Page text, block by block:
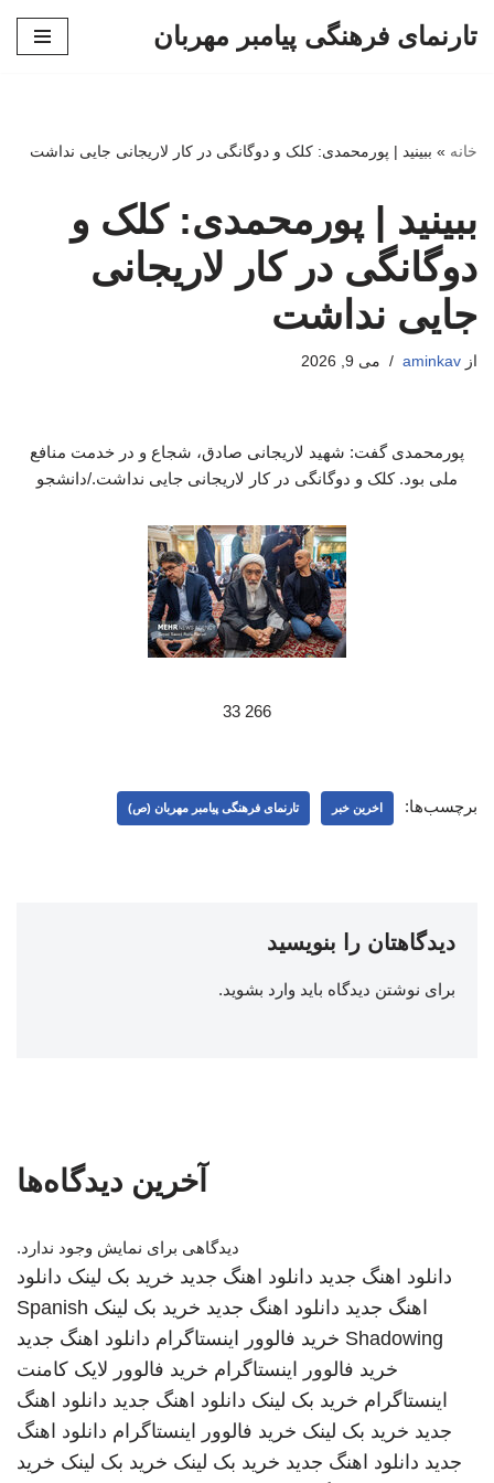
تارنمای فرهنگی پیامبر مهربان
خانه » ببینید | پورمحمدی: کلک و دوگانگی در کار لاریجانی جایی نداشت
ببینید | پورمحمدی: کلک و
دوگانگی در کار لاریجانی
جایی نداشت
از aminkav می 9, 2026
پورمحمدی گفت: شهید لاریجانی صادق، شجاع و در خدمت منافع
ملی بود. کلک و دوگانگی در کار لاریجانی جایی نداشت./دانشجو
266 33
برچسب‌ها: اخرین خبر تارنمای فرهنگی پیامبر مهربان (ص)
دیدگاهتان را بنویسید
برای نوشتن دیدگاه باید وارد بشوید.
آخرین دیدگاه‌ها
دیدگاهی برای نمایش وجود ندارد.
دانلود اهنگ جدید دانلود اهنگ جدید خرید بک لینک دانلود
اهنگ جدید دانلود اهنگ جدید خرید بک لینک Spanish
Shadowing خرید فالوور اینستاگرام دانلود اهنگ جدید
خرید فالوور اینستاگرام خرید فالوور لایک کامنت
اینستاگرام خرید بک لینک دانلود اهنگ جدید دانلود اهنگ
جدید خرید بک لینک خرید فالوور اینستاگرام دانلود اهنگ
جدید دانلود اهنگ جدید خرید بک لینک خرید بک لینک خرید